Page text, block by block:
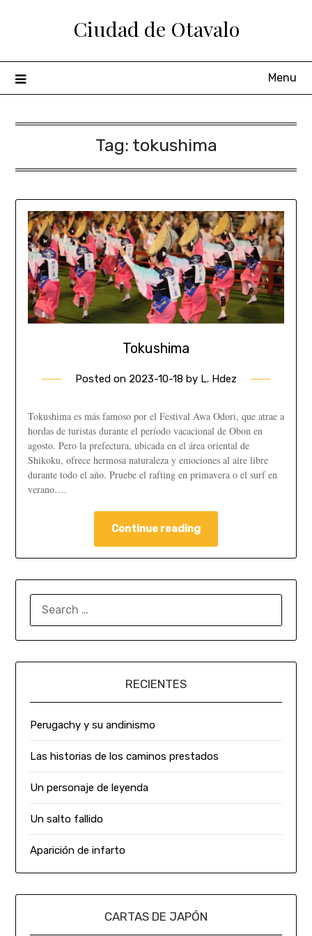
Ciudad de Otavalo
Menu
Tag: tokushima
Tokushima
Posted on 2023-10-18 by L. Hdez
Tokushima es más famoso por el Festival Awa Odori, que atrae a
hordas de turistas durante el período vacacional de Obon en
agosto. Pero la prefectura, ubicada en el área oriental de
Shikoku, ofrece hermosa naturaleza y emociones al aire libre
durante todo el año. Pruebe el rafting en primavera o el surf en
verano….
Continue reading
RECIENTES
Perugachy y su andinismo
Las historias de los caminos prestados
Un personaje de leyenda
Un salto fallido
Aparición de infarto
CARTAS DE JAPÓN